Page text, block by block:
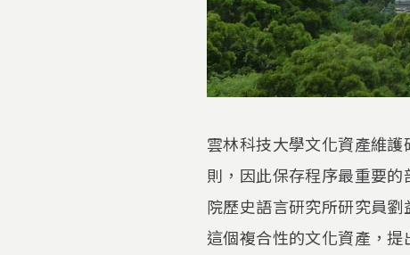
雲林科技大學文化資產維
則，因此保存程序最重要
院歷史語言研究所研究員
這個複合性的文化資產，